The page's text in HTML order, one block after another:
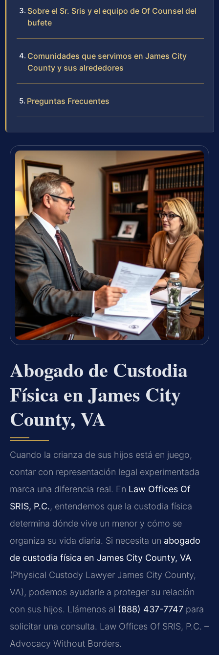
Sobre el Sr. Sris y el equipo de Of Counsel del
bufete
Comunidades que servimos en James City
County y sus alrededores
Preguntas Frecuentes
Abogado de Custodia
Física en James City
County, VA
Cuando la crianza de sus hijos está en juego,
contar con representación legal experimentada
marca una diferencia real. En Law Offices Of
SRIS, P.C., entendemos que la custodia física
determina dónde vive un menor y cómo se
organiza su vida diaria. Si necesita un abogado
de custodia física en James City County, VA
(Physical Custody Lawyer James City County,
VA), podemos ayudarle a proteger su relación
con sus hijos. Llámenos al (888) 437-7747 para
solicitar una consulta. Law Offices Of SRIS, P.C. –
Advocacy Without Borders.